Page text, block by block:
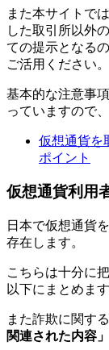
また本サイトで
した取引所以外
ての提示となる
ご活用ください。
基本的な注意事
っていますので
仮想通貨を
ポイント
仮想通貨利用
日本で仮想通貨
存在します。
こちらは十分に
以下にまとめます
また詐欺に関す
関連された内容」